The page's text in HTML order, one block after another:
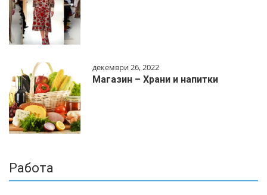
декември 26, 2022
Магазин – Храни и напитки
Работа